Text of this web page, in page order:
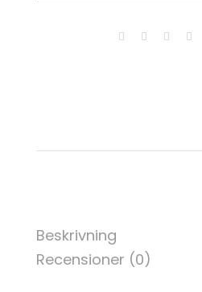
Beskrivning
Recensioner (0)